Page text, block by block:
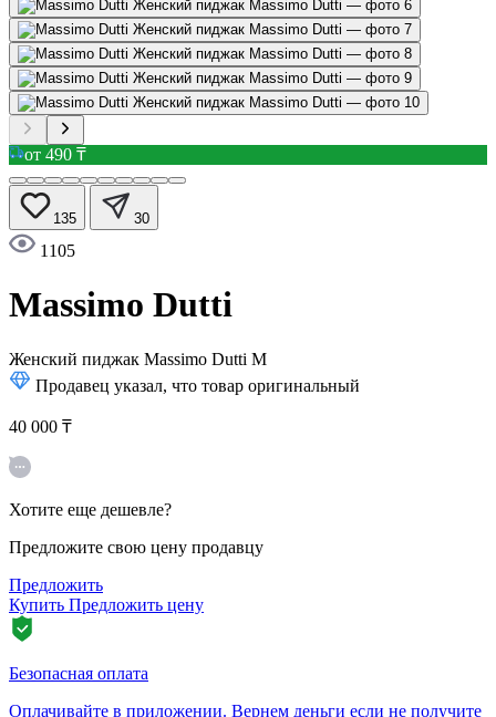
от 490 ₸
135 30
1105
Massimo Dutti
Женский пиджак Massimo Dutti M
Продавец указал, что товар оригинальный
40 000 ₸
Хотите еще дешевле?
Предложите свою цену продавцу
Предложить
Купить Предложить цену
Безопасная оплата
Оплачивайте в приложении. Вернем деньги если не получите